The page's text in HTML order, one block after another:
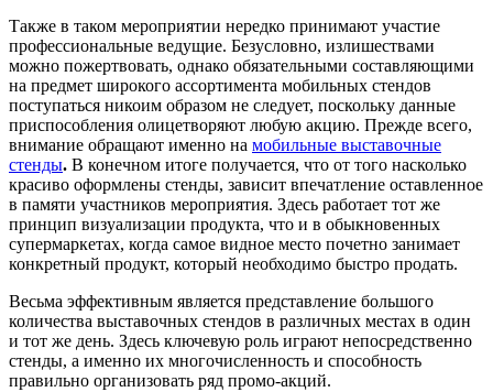
Также в таком мероприятии нередко принимают участие
профессиональные ведущие. Безусловно, излишествами
можно пожертвовать, однако обязательными составляющими
на предмет широкого ассортимента мобильных стендов
поступаться никоим образом не следует, поскольку данные
приспособления олицетворяют любую акцию. Прежде всего,
внимание обращают именно на мобильные выставочные
стенды. В конечном итоге получается, что от того насколько
красиво оформлены стенды, зависит впечатление оставленное
в памяти участников мероприятия. Здесь работает тот же
принцип визуализации продукта, что и в обыкновенных
супермаркетах, когда самое видное место почетно занимает
конкретный продукт, который необходимо быстро продать.
Весьма эффективным является представление большого
количества выставочных стендов в различных местах в один
и тот же день. Здесь ключевую роль играют непосредственно
стенды, а именно их многочисленность и способность
правильно организовать ряд промо-акций.